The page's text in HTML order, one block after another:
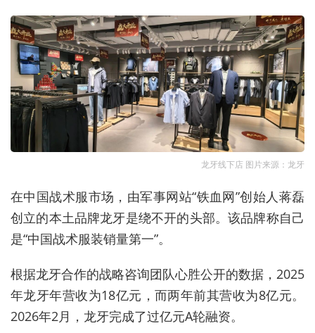
龙牙线下店 图片来源：龙牙
在中国战术服市场，由军事网站“铁血网”创始人蒋磊
创立的本土品牌龙牙是绕不开的头部。该品牌称自己
是“中国战术服装销量第一”。
根据龙牙合作的战略咨询团队心胜公开的数据，2025
年龙牙年营收为18亿元，而两年前其营收为8亿元。
2026年2月，龙牙完成了过亿元A轮融资。